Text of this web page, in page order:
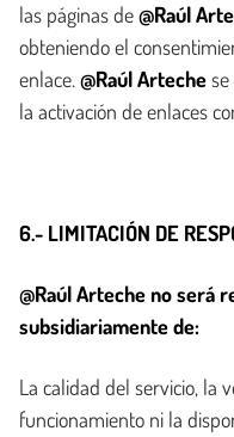
las páginas de@Raúl
obteniendo el
enlace. @Raúl Arteche
la activación de enlaces
6.- LIMITACIÓN DE
@Raúl Arteche no será
subsidiariamente de:
La calidad del servicio, la
funcionamiento ni la